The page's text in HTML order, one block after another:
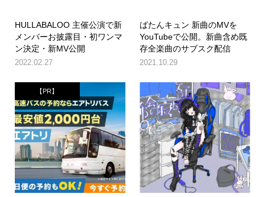
HULLABALOO 主催公演で新
メンバーお披露目・初ワンマ
ン決定・新MV公開
2022.02.27
ばたんキュン 新曲のMVを
YouTubeで公開。新曲含め既
存全楽曲のサブスク配信
2021.10.29
【PR】